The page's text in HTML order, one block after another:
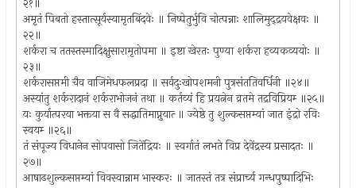
अमृतं पिबतो हस्तात्सूर्यस्यामृतबिंदवेः ॥ निष्पेतुर्भुवि चोत्पन्नाः शालिमुद्द्रयवेक्षवः ॥
२२॥
शर्करा च ततस्तस्मादिक्षुसारामृतोपमा ॥ इष्टा खेरतः पुण्या शर्करा हव्यकव्ययोः ॥
२३॥
शर्करासप्तमी चैव वाजिमेधफलप्रदा ॥ सर्वदुःखोपशमनी पुत्रसंततिवर्धिनी ॥२४॥
अस्यांतु शर्करादानं शर्कराभोजनं तथा ॥ कर्तव्यं हि प्रयत्नेन व्रतमे तद्रविप्रियम्‍ ॥२५॥
यः कुर्यात्परया भक्तया स वै सद्धातिमाप्नुयात्‍ ॥ ज्येष्ठे तु शुल्कसप्तम्यां जात इंद्रो रविः
स्वयम्‍ ॥२६॥
तं संपूज्य विधानेन सोपवासो जितेंद्रियः ॥ स्वर्गातं लभते विप्र देवेंद्रस्य प्रसादतः ॥
२७॥
आषाढशुल्कसप्तम्यां विवस्वान्नाम भास्करः ॥ जातस्तं तत्र संप्रार्च्य गन्धपुष्पादिभिः